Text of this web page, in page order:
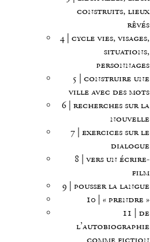
construits, lieux
rêvés
4 | cycle vies, visages,
situations,
personnages
5 | construire une
ville avec des mots
6 | recherches sur la
nouvelle
7 | exercices sur le
dialogue
8 | vers un écrire-
film
9 | pousser la langue
10 | « prendre »
11 | de
l’autobiographie